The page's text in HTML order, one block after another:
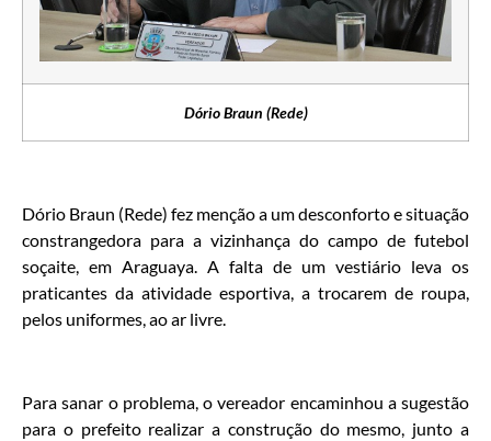
Dório Braun (Rede)
Dório Braun (Rede) fez menção a um desconforto e situação
constrangedora para a vizinhança do campo de futebol
soçaite, em Araguaya. A falta de um vestiário leva os
praticantes da atividade esportiva, a trocarem de roupa,
pelos uniformes, ao ar livre.
Para sanar o problema, o vereador encaminhou a sugestão
para o prefeito realizar a construção do mesmo, junto a